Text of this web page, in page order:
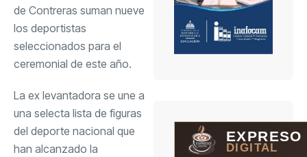
de Contreras suman nueve
los deportistas
seleccionados para el
ceremonial de este año.
La ex levantadora se une a
una selecta lista de figuras
del deporte nacional que
han alcanzado la
EXPRESO
DIGITAL